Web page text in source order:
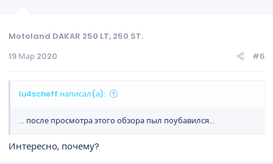
Motoland DAKAR 250 LT, 250 ST.
19 Мар 2020
#6
lu4scheff написал(а):
... после просмотра этого обзора пыл поубавился...
Интересно, почему?